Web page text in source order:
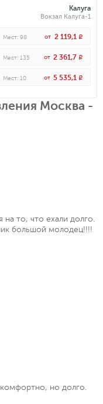
Калуга
Вокзал Калуга-1
Мест: 98 от 2 119,1 R
Мест: 135 от 2 361,7 R
Мест: 10 от 5 535,1 R
Москва -
то, что ехали долго.
большой молодец!!!!
но долго.